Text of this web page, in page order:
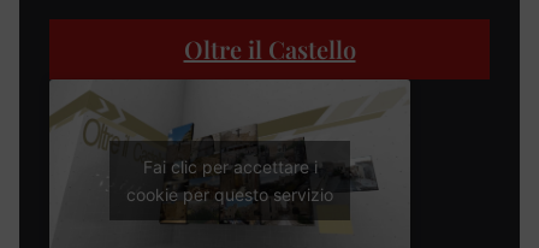
Oltre il Castello
Fai clic per accettare i
cookie per questo servizio